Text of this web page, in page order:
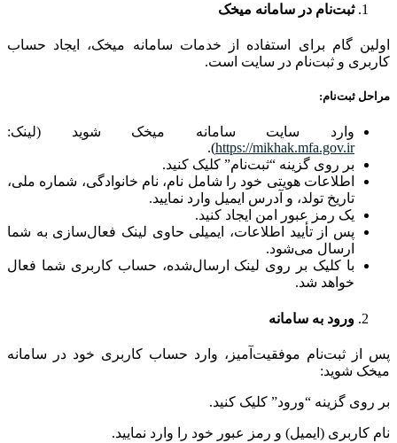
ثبت‌نام در سامانه میخک
اولین گام برای استفاده از خدمات سامانه میخک، ایجاد حساب
کاربری و ثبت‌نام در سایت است.
مراحل ثبت‌نام:
وارد سایت سامانه میخک شوید (لینک:
https://mikhak.mfa.gov.ir
).
بر روی گزینه “ثبت‌نام” کلیک کنید.
اطلاعات هویتی خود را شامل نام، نام خانوادگی، شماره ملی،
تاریخ تولد، و آدرس ایمیل وارد نمایید.
یک رمز عبور امن ایجاد کنید.
پس از تأیید اطلاعات، ایمیلی حاوی لینک فعال‌سازی به شما
ارسال می‌شود.
با کلیک بر روی لینک ارسال‌شده، حساب کاربری شما فعال
خواهد شد.
ورود به سامانه
پس از ثبت‌نام موفقیت‌آمیز، وارد حساب کاربری خود در سامانه
میخک شوید:
بر روی گزینه “ورود” کلیک کنید.
نام کاربری (ایمیل) و رمز عبور خود را وارد نمایید.